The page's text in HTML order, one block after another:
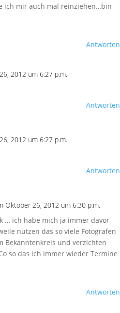
ich mir auch mal reinziehen…bin
Antworten
2012 um 6:27 p.m.
Antworten
2012 um 6:27 p.m.
Antworten
Oktober 26, 2012 um 6:30 p.m.
… ich habe mich ja immer davor
nutzen das so viele Fotografen
Bekanntenkreis und verzichten
so das ich immer wieder Termine
Antworten